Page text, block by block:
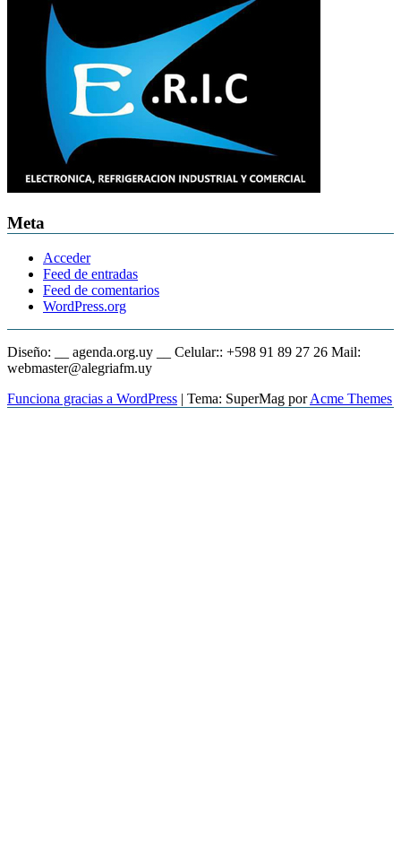
Meta
Acceder
Feed de entradas
Feed de comentarios
WordPress.org
Diseño: __ agenda.org.uy __ Celular:: +598 91 89 27 26 Mail:
webmaster@alegriafm.uy
Funciona gracias a WordPress | Tema: SuperMag porAcme Themes